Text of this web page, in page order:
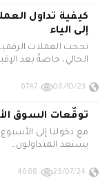
كيفية تداول
إلى الياء
نجحت العملات
الحالي، خاصةً بعد
06/10/23
6747
توقّعات السوق
يستعد المتداولون…
23/07/24
4668